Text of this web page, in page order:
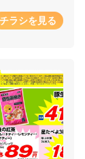
チラシを見る